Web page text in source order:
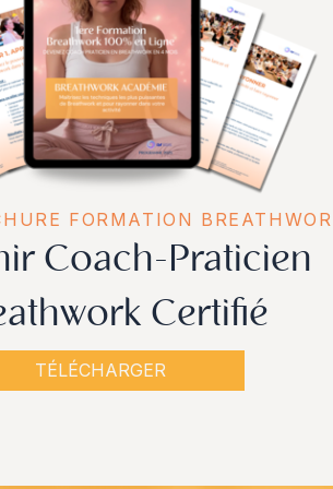
Coach-Praticien
Certifié
TÉLÉCHARGER
FORMATION